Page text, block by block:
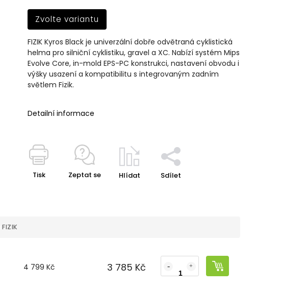
Zvolte variantu
FIZIK Kyros Black je univerzální dobře odvětraná cyklistická
helma pro silniční cyklistiku, gravel a XC. Nabízí systém Mips
Evolve Core, in-mold EPS-PC konstrukci, nastavení obvodu i
výšky usazení a kompatibilitu s integrovaným zadním
světlem Fizik.
Detailní informace
Tisk Zeptat se Hlídat Sdílet
FIZIK
4 799 Kč 3 785 Kč